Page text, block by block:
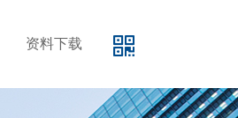
资料下载